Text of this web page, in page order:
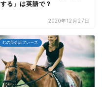
する」は英語で？
2020年12月27日
むの英会話フレーズ